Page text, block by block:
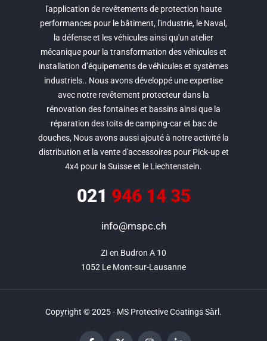
l'application de revêtements de protection haute
performances pour le bâtiment, l'industrie, le Naval,
la défense et les véhicules ainsi qu'un atelier
mécanique pour la transformation des véhicules et
installation d’équipements de véhicules et systèmes
industriels.. Nous avons développé une expertise
avec notre revêtement protecteur dans la
rénovation des fontaines et bassins ainsi que la
réparation des toits de camping-car et bac de
douches, Nous avons aussi ajouté à notre activité la
distribution et la vente d'accessoires pour Pick-up et
4x4 pour la Suisse et le Liechtenstein.
021 946 14 35
info@mspc.ch
ZI en Budron A 10
1052 Le Mont-sur-Lausanne
Copyright © 2025 - MS Protective Coatings Sàrl.